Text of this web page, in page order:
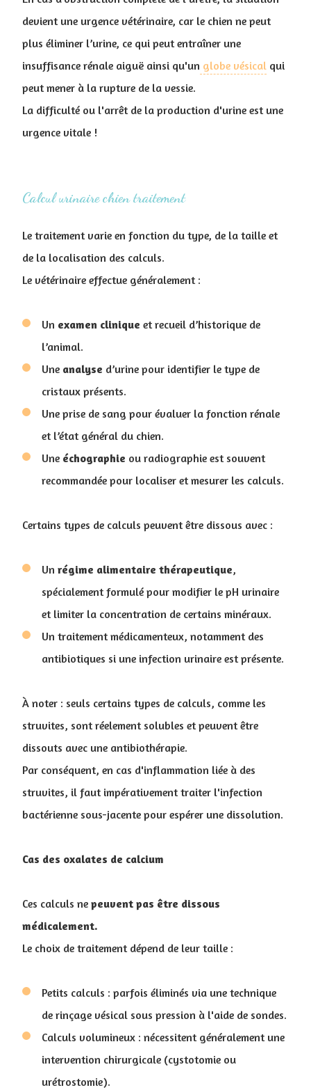
devient une urgence vétérinaire, car le chien ne peut
plus éliminer l’urine, ce qui peut entraîner une
insuffisance rénale aiguë ainsi qu'un globe vésical qui
peut mener à la rupture de la vessie.
La difficulté ou l'arrêt de la production d'urine est une
urgence vitale !
Calcul urinaire chien traitement
Le traitement varie en fonction du type, de la taille et
de la localisation des calculs.
Le vétérinaire effectue généralement :
Un examen clinique et recueil d’historique de
l’animal.
Une analyse d’urine pour identifier le type de
cristaux présents.
Une prise de sang pour évaluer la fonction rénale
et l’état général du chien.
Une échographie ou radiographie est souvent
recommandée pour localiser et mesurer les calculs.
Certains types de calculs peuvent être dissous avec :
Un régime alimentaire thérapeutique,
spécialement formulé pour modifier le pH urinaire
et limiter la concentration de certains minéraux.
Un traitement médicamenteux, notamment des
antibiotiques si une infection urinaire est présente.
À noter : seuls certains types de calculs, comme les
struvites, sont réelement solubles et peuvent être
dissouts avec une antibiothérapie.
Par conséquent, en cas d'inflammation liée à des
struvites, il faut impérativement traiter l'infection
bactérienne sous-jacente pour espérer une dissolution.
Cas des oxalates de calcium
Ces calculs ne peuvent pas être dissous
médicalement.
Le choix de traitement dépend de leur taille :
Petits calculs : parfois éliminés via une technique
de rinçage vésical sous pression à l'aide de sondes.
Calculs volumineux : nécessitent généralement une
intervention chirurgicale (cystotomie ou
urétrostomie).